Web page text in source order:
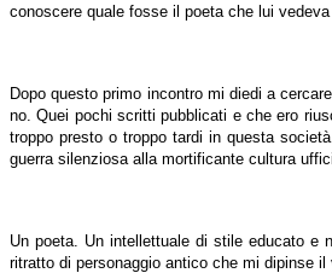
conoscere quale fosse il poeta che lui
Dopo questo primo incontro mi diedi a
no. Quei pochi scritti pubblicati e che ero
troppo presto o troppo tardi in questa
guerra silenziosa alla mortificante cultura
Un poeta. Un intellettuale di stile educato e
ritratto di personaggio antico che mi dipinse il